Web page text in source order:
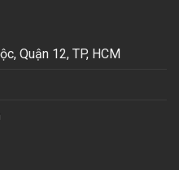
Quận 12, TP, HCM